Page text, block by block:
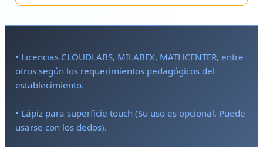
• Licencias CLOUDLABS, MILABEX, MATHCENTER, entre
otros según los requerimientos pedagógicos del
establecimiento.
• Lápiz para superficie touch (Su uso es opcional. Puede
usarse con los dedos).